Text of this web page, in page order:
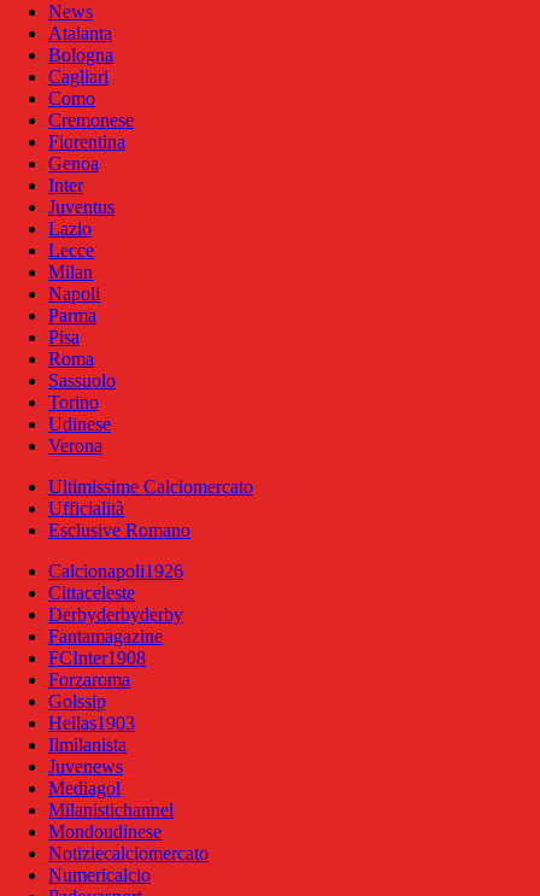
News
Atalanta
Bologna
Cagliari
Como
Cremonese
Fiorentina
Genoa
Inter
Juventus
Lazio
Lecce
Milan
Napoli
Parma
Pisa
Roma
Sassuolo
Torino
Udinese
Verona
Ultimissime Calciomercato
Ufficialità
Esclusive Romano
Calcionapoli1926
Cittaceleste
Derbyderbyderby
Fantamagazine
FCInter1908
Forzaroma
Golssip
Hellas1903
Ilmilanista
Juvenews
Mediagol
Milanistichannel
Mondoudinese
Notiziecalciomercato
Numericalcio